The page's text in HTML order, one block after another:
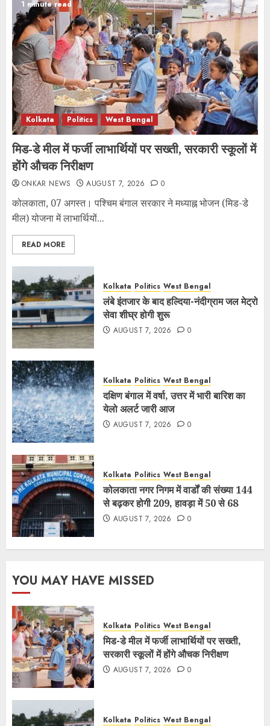
1 minute read
Kolkata Politics West Bengal
मिड-डे मील में फर्जी लाभार्थियों पर सख्ती, सरकारी स्कूलों में
होंगे औचक निरीक्षण
ONKAR NEWS AUGUST 7, 2026 0
कोलकाता, 07 अगस्त। पश्चिम बंगाल सरकार ने मध्याह्न भोजन (मिड-डे
मील) योजना में लाभार्थियों...
READ MORE
Kolkata Politics West Bengal
लंबे इंतजार के बाद हल्दिया-नंदीग्राम जल मेट्रो
सेवा शीघ्र होगी शुरू
AUGUST 7, 2026 0
Kolkata Politics West Bengal
दक्षिण बंगाल में वर्षा, उत्तर में भारी बारिश का
येलो अलर्ट जारी आज
AUGUST 7, 2026 0
Kolkata Politics West Bengal
कोलकाता नगर निगम में वार्डों की संख्या 144
से बढ़कर होगी 209, हावड़ा में 50 से 68
AUGUST 7, 2026 0
YOU MAY HAVE MISSED
Kolkata Politics West Bengal
मिड-डे मील में फर्जी लाभार्थियों पर सख्ती,
सरकारी स्कूलों में होंगे औचक निरीक्षण
AUGUST 7, 2026 0
Kolkata Politics West Bengal